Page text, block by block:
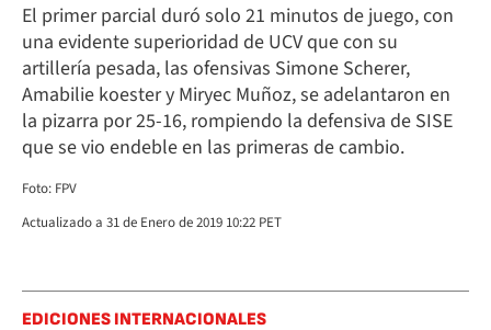
El primer parcial duró solo 21 minutos de juego, con
una evidente superioridad de UCV que con su
artillería pesada, las ofensivas Simone Scherer,
Amabilie koester y Miryec Muñoz, se adelantaron en
la pizarra por 25-16, rompiendo la defensiva de SISE
que se vio endeble en las primeras de cambio.
Foto: FPV
Actualizado a 31 de Enero de 2019 10:22 PET
EDICIONES INTERNACIONALES